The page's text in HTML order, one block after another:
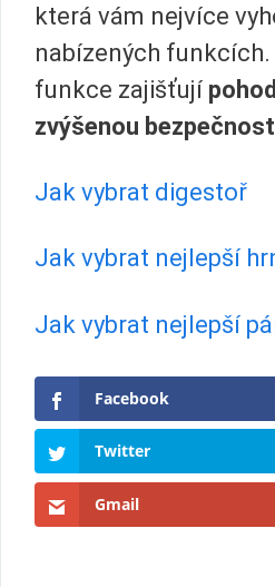
která vám nejvíce
nabízených
funkce zajišťují
zvýšenou
Jak vybrat digestoř
Jak vybrat nejlepší
Jak vybrat nejlepší
Facebook
Twitter
Gmail